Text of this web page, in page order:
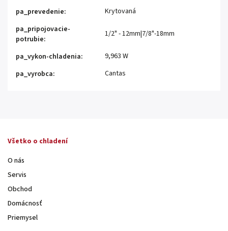
pa_prevedenie:
Krytovaná
pa_pripojovacie-
potrubie:
1/2" - 12mm|7/8"-18mm
pa_vykon-chladenia:
9,963 W
pa_vyrobca: Cantas
Všetko o chladení
O nás
Servis
Obchod
Domácnosť
Priemysel